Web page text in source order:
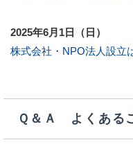
2025年6月1日（日）
株式会社・NPO法人設立
Ｑ＆Ａ よくある